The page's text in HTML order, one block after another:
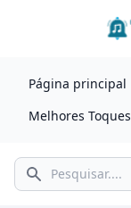
Página principal
Melhores Toques
Pesquisar